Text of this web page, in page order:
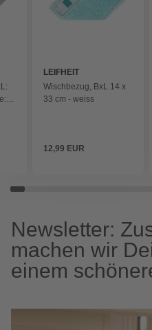
5
LEIFHEIT
Wischbezug, BxL 14 x
33 cm - weiss
12,99 EUR
Newsletter:
machen wir
einem